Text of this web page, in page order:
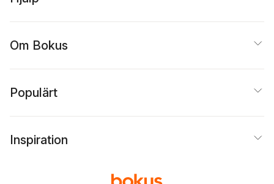
Om Bokus
Populärt
Inspiration